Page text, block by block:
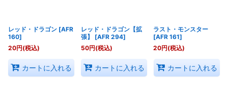
レッド・ドラゴン [AFR
160]
20円(税込)
カートに入れる
レッド・ドラゴン【拡
張】
[AFR 294]
50円(税込)
カートに入れる
ラスト・モンスター
[AFR 161]
20円(税込)
カートに入れる